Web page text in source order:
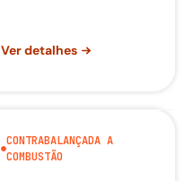
Ver detalhes
CONTRABALANÇADA A
COMBUSTÃO